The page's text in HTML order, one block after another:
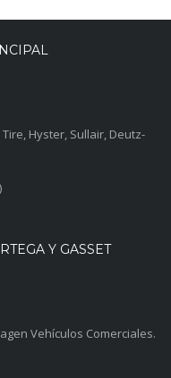
Hyster, Sullair, Deutz-
Y GASSET
Vehículos Comerciales.